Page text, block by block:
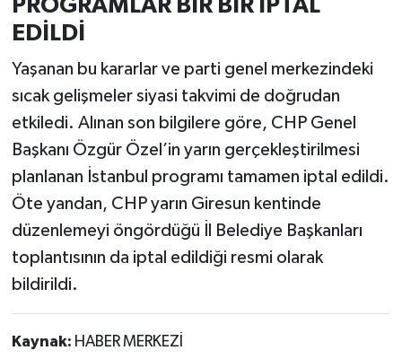
PROGRAMLAR BİR BİR İPTAL
EDİLDİ
Yaşanan bu kararlar ve parti genel merkezindeki
sıcak gelişmeler siyasi takvimi de doğrudan
etkiledi. Alınan son bilgilere göre, CHP Genel
Başkanı Özgür Özel’in yarın gerçekleştirilmesi
planlanan İstanbul programı tamamen iptal edildi.
Öte yandan, CHP yarın Giresun kentinde
düzenlemeyi öngördüğü İl Belediye Başkanları
toplantısının da iptal edildiği resmi olarak
bildirildi.
Kaynak: HABER MERKEZİ